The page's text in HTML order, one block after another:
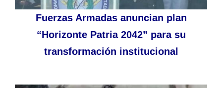
Fuerzas Armadas anuncian plan
“Horizonte Patria 2042” para su
transformación institucional